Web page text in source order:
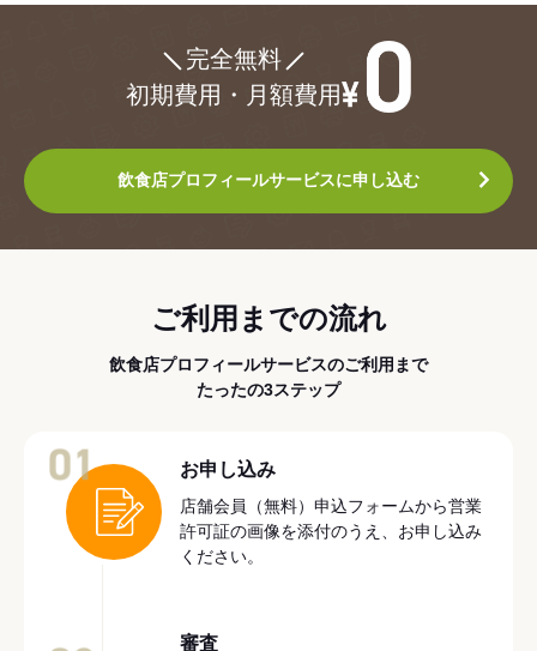
完全無料
初期費用・月額費用
飲食店プロフィールサービスに申し込む
ご利用までの流れ
飲食店プロフィールサービスのご利用まで
たったの3ステップ
お申し込み
店舗会員（無料）申込フォームから営業
許可証の画像を添付のうえ、お申し込み
ください。
審査